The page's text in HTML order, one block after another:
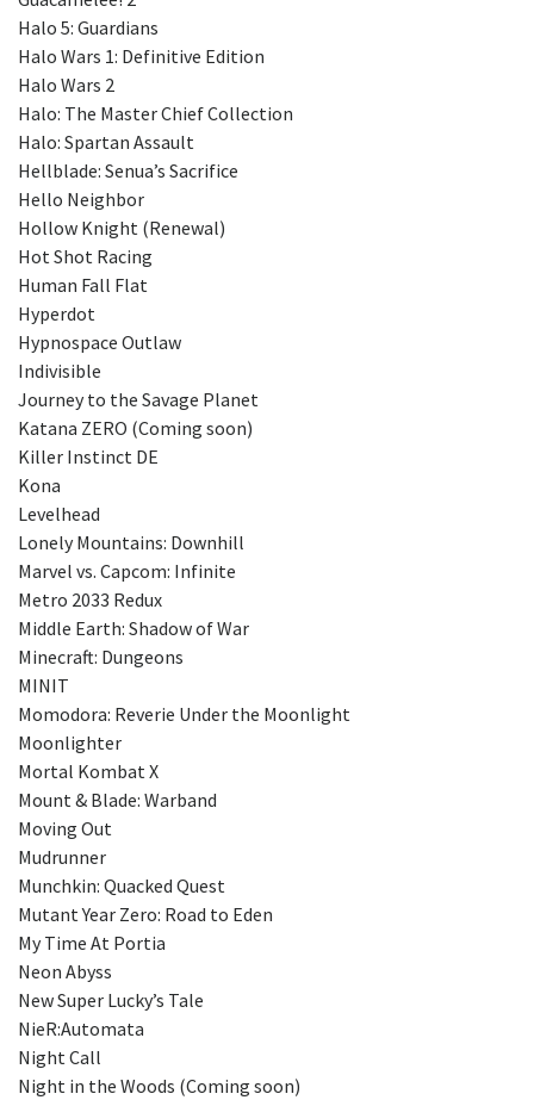
Halo 5: Guardians
Halo Wars 1: Definitive Edition
Halo Wars 2
Halo: The Master Chief Collection
Halo: Spartan Assault
Hellblade: Senua’s Sacrifice
Hello Neighbor
Hollow Knight (Renewal)
Hot Shot Racing
Human Fall Flat
Hyperdot
Hypnospace Outlaw
Indivisible
Journey to the Savage Planet
Katana ZERO (Coming soon)
Killer Instinct DE
Kona
Levelhead
Lonely Mountains: Downhill
Marvel vs. Capcom: Infinite
Metro 2033 Redux
Middle Earth: Shadow of War
Minecraft: Dungeons
MINIT
Momodora: Reverie Under the Moonlight
Moonlighter
Mortal Kombat X
Mount & Blade: Warband
Moving Out
Mudrunner
Munchkin: Quacked Quest
Mutant Year Zero: Road to Eden
My Time At Portia
Neon Abyss
New Super Lucky’s Tale
NieR:Automata
Night Call
Night in the Woods (Coming soon)